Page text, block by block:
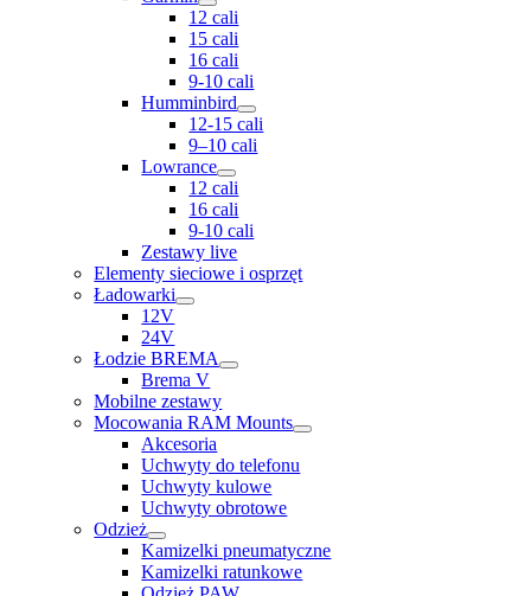
12 cali
15 cali
16 cali
9-10 cali
Humminbird
12-15 cali
9–10 cali
Lowrance
12 cali
16 cali
9-10 cali
Zestawy live
Elementy sieciowe i osprzęt
Ładowarki
12V
24V
Łodzie BREMA
Brema V
Mobilne zestawy
Mocowania RAM Mounts
Akcesoria
Uchwyty do telefonu
Uchwyty kulowe
Uchwyty obrotowe
Odzież
Kamizelki pneumatyczne
Kamizelki ratunkowe